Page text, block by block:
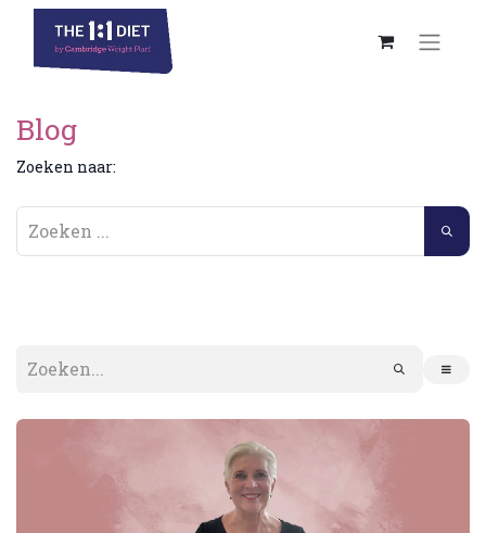
Blog
Zoeken naar: